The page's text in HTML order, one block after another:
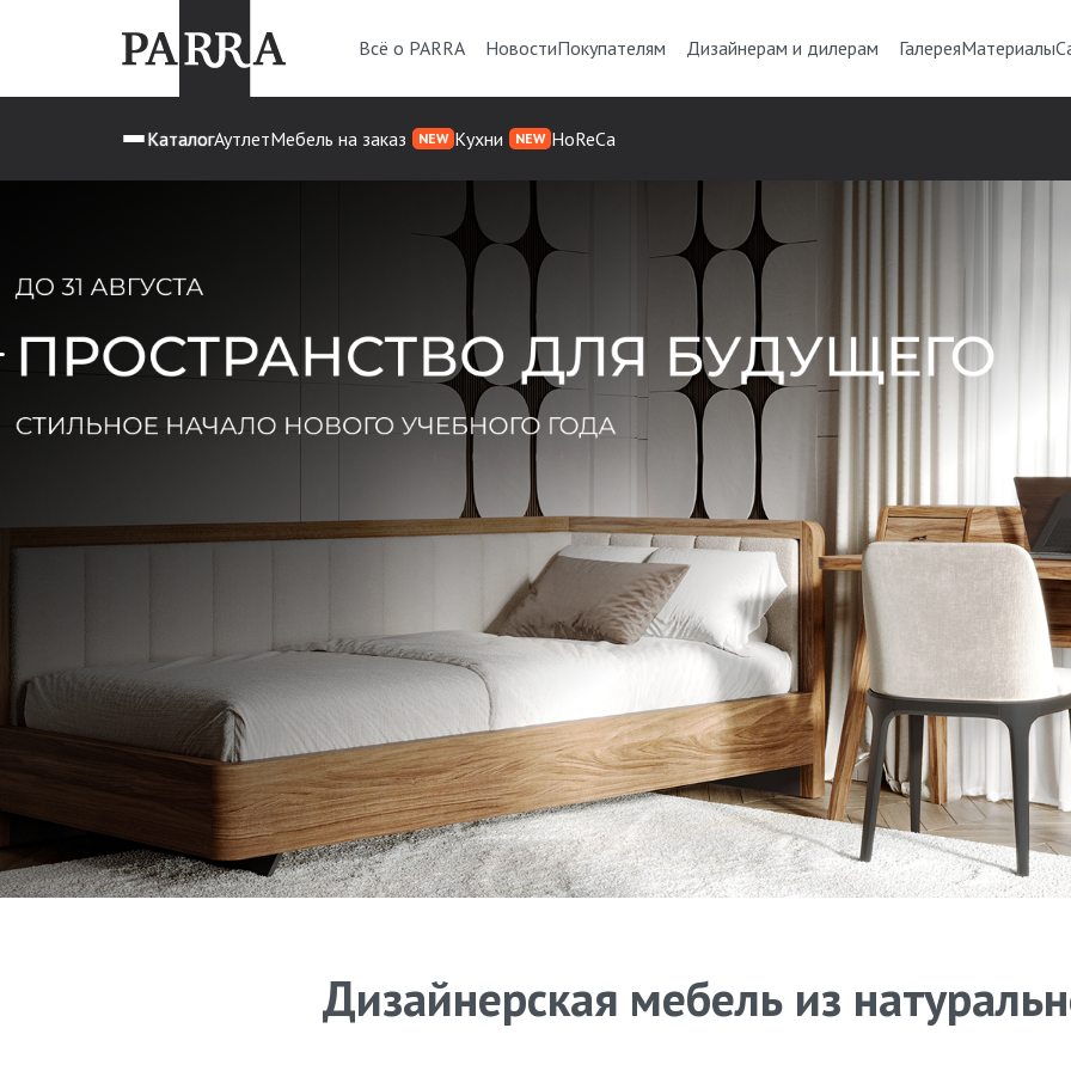
Всё о PARRA НовостиПокупателям Дизайнерам и дилерам ГалереяМатериалы
КаталогАутлетМебель на заказ NEW Кухни NEW HoReCa
Дизайнерская мебель из